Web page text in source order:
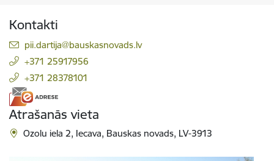
Kontakti
E-pasts:
pii.dartija@bauskasnovads.lv
+371 25917956
+371 28378101
Atrašanās vieta
Ozolu iela 2, Iecava, Bauskas novads, LV-3913